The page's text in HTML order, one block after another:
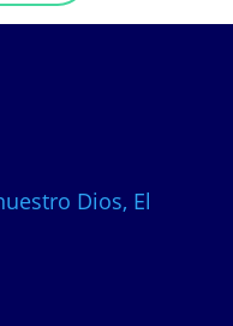
Dios, El